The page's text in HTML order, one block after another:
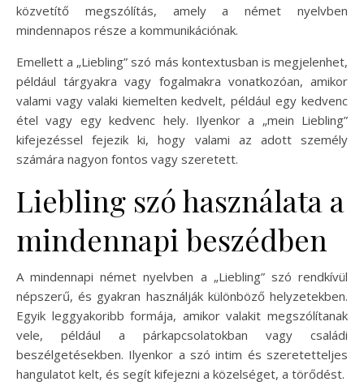
közvetítő megszólítás, amely a német nyelvben
mindennapos része a kommunikációnak.
Emellett a „Liebling” szó más kontextusban is megjelenhet,
például tárgyakra vagy fogalmakra vonatkozóan, amikor
valami vagy valaki kiemelten kedvelt, például egy kedvenc
étel vagy egy kedvenc hely. Ilyenkor a „mein Liebling”
kifejezéssel fejezik ki, hogy valami az adott személy
számára nagyon fontos vagy szeretett.
Liebling szó használata a
mindennapi beszédben
A mindennapi német nyelvben a „Liebling” szó rendkívül
népszerű, és gyakran használják különböző helyzetekben.
Egyik leggyakoribb formája, amikor valakit megszólítanak
vele, például a párkapcsolatokban vagy családi
beszélgetésekben. Ilyenkor a szó intim és szeretetteljes
hangulatot kelt, és segít kifejezni a közelséget, a törődést.